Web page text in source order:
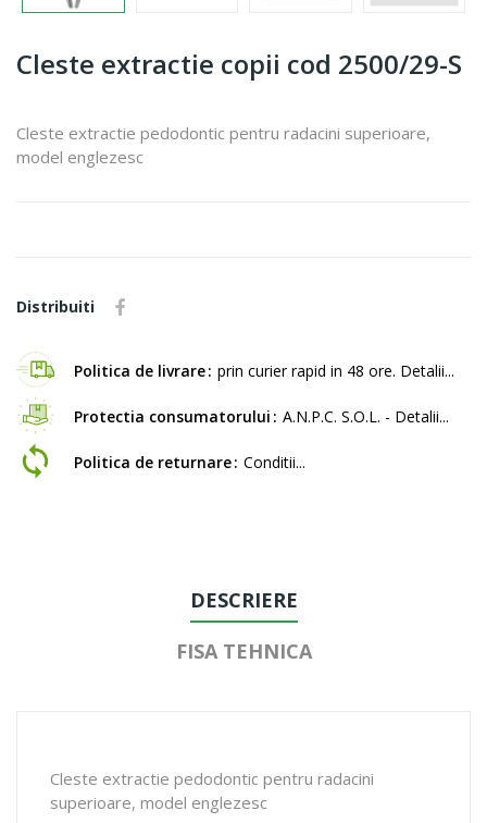
Cleste extractie copii cod 2500/29-S
Cleste extractie pedodontic pentru radacini superioare,
model englezesc
Distribuiti
Politica de livrare prin curier rapid in 48 ore. Detalii...
Protectia consumatorului A.N.P.C. S.O.L. - Detalii...
Politica de returnare Conditii...
DESCRIERE
FISA TEHNICA
Cleste extractie pedodontic pentru radacini
superioare, model englezesc